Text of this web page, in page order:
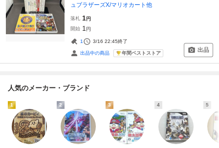
ュブラザーズX/マリオカート他
落札 1円
開始 1 円
1 3/16 22:45終了
出品中の商品 年間ベストストア 出品
人気のメーカー・ブランド
1 2 3 4 5